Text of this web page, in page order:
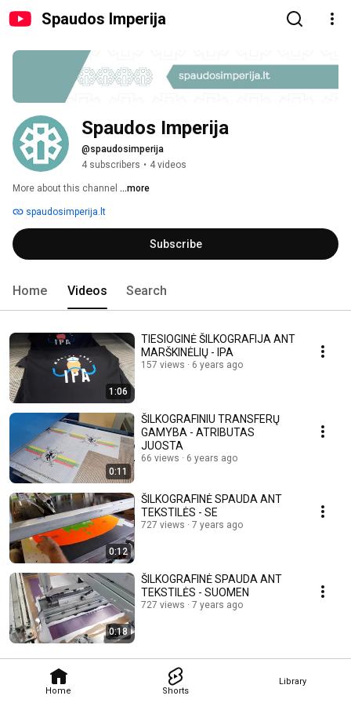
Spaudos Imperija
Home Shorts
Library
Spaudos Imperija
@spaudosimperija
4 subscribers • 4 videos
More about this channel ...more
spaudosimperija.lt
Subscribe
Home Videos Search
1:06
TIESIOGINĖ ŠILKOGRAFIJA ANT
MARŠKINĖLIŲ - IPA
157 views 6 years ago
0:11
ŠILKOGRAFINIU TRANSFERŲ
GAMYBA - ATRIBUTAS
JUOSTA
66 views 6 years ago
0:12
ŠILKOGRAFINĖ SPAUDA ANT
TEKSTILĖS - SE
727 views 7 years ago
0:18
ŠILKOGRAFINĖ SPAUDA ANT
TEKSTILĖS - SUOMEN
727 views 7 years ago